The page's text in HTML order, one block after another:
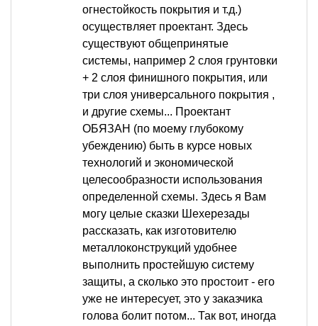
огнестойкость покрытия и т.д.)
осуществляет проектант. Здесь
существуют общепринятые
системы, например 2 слоя грунтовки
+ 2 слоя финишного покрытия, или
три слоя универсального покрытия ,
и другие схемы... Проектант
ОБЯЗАН (по моему глубокому
убеждению) быть в курсе новых
технологий и экономической
целесообразности использования
определенной схемы. Здесь я Вам
могу целые сказки Шехерезады
рассказать, как изготовителю
металлоконструкций удобнее
выполнить простейшую систему
защиты, а сколько это простоит - его
уже не интересует, это у заказчика
голова болит потом... Так вот, иногда